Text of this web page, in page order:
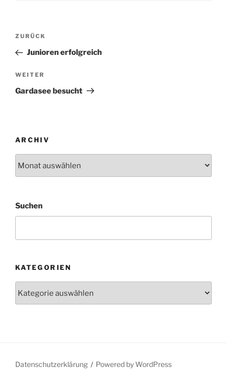
Beitragsnavigation
Vorheriger
Beitrag
ZURÜCK
Junioren erfolgreich
Nächster
Beitrag
WEITER
Gardasee besucht
ARCHIV
Suchen
KATEGORIEN
Datenschutzerklärung Powered by WordPress